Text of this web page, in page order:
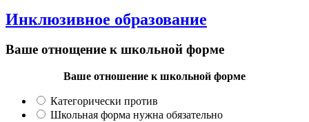
Инклюзивное образование
Ваше отнощение к школьной форме
Ваше отношение к школьной форме
Категорически против
Школьная форма нужна обязательно